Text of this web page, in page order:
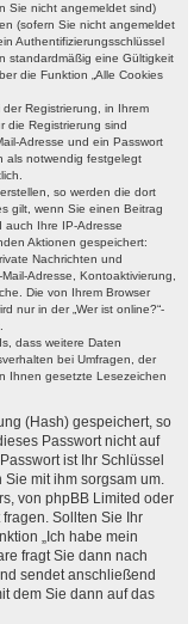
Sie nicht angemeldet sind)
(sofern Sie nicht angemeldet
Authentifizierungsschlüssel
standardmäßig eine Gültigkeit
die Funktion „Alle Cookies
Registrierung, in Ihrem
die Registrierung sind
Adresse und ein Passwort
als notwendig festgelegt
so werden die dort
gilt, wenn Sie einen Beitrag
auch Ihre IP-Adresse
Aktionen gespeichert:
Nachrichten und
Adresse, Kontoaktivierung,
Die von Ihrem Browser
nur in der „Wer ist online?“-
dass weitere Daten
bei Umfragen, der
Ihnen gesetzte Lesezeichen
(Hash) gespeichert, so
Passwort nicht auf
ist Ihr Schlüssel
mit ihm sorgsam um.
von phpBB Limited oder
Sollten Sie Ihr
„Ich habe mein
fragt Sie dann nach
sendet anschließend
dem Sie dann auf das